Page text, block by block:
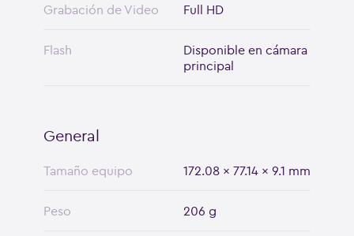
Grabación de Video Full HD
Flash
Disponible en cámara
principal
General
Tamaño equipo 172.08 x 77.14 x 9.1 mm
Peso 206 g